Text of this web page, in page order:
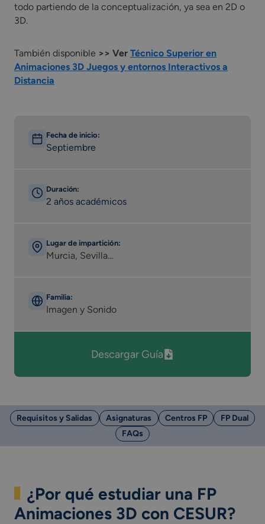
todo partiendo de la conceptualización, ya sea en 2D o
3D.
También disponible >> Ver Técnico Superior en
Animaciones 3D Juegos y entornos Interactivos a
Distancia
Fecha de inicio:
Septiembre
Duración:
2 años académicos
Lugar de impartición:
Murcia, Sevilla...
Familia:
Imagen y Sonido
Descargar Guía
Requisitos y Salidas Asignaturas Centros FP
FP Dual
FAQs
¿Por qué estudiar una FP
Animaciones 3D con CESUR?